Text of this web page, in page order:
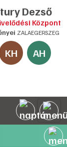
Dezső
Központ
ZALAEGERSZEG
KH
AH